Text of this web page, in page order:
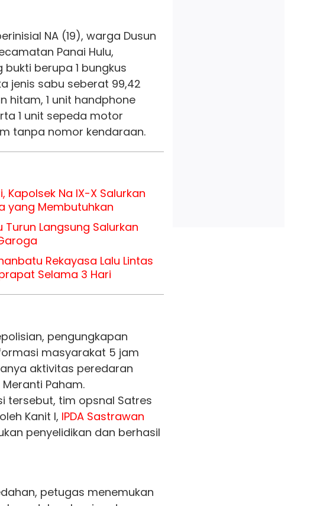
NA (19), warga Dusun
Panai Hulu,
berupa 1 bungkus
jenis sabu seberat 99,42
hitam, 1 unit handphone
1 unit sepeda motor
tanpa nomor kendaraan.
Kapolsek Na IX-X Salurkan
yang Membutuhkan
Langsung Salurkan
Rekayasa Lalu Lintas
Selama 3 Hari
pengungkapan
masyarakat 5 jam
aktivitas peredaran
Paham.
tersebut, tim opsnal Satres
Kanit I, IPDA Sastrawan
penyelidikan dan berhasil
petugas menemukan